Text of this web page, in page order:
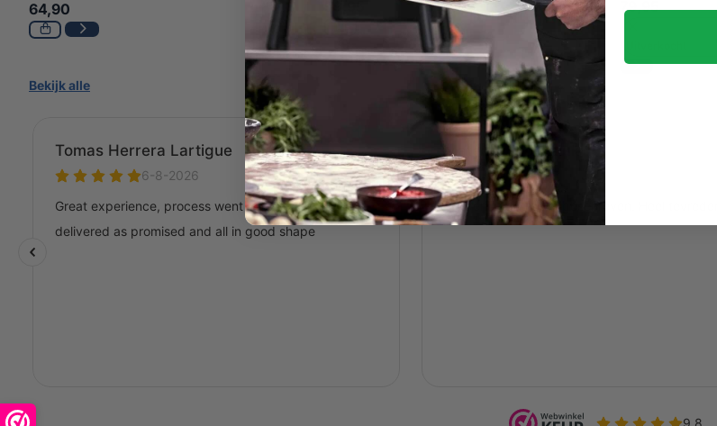
64,90 79,95
Bekijk alle